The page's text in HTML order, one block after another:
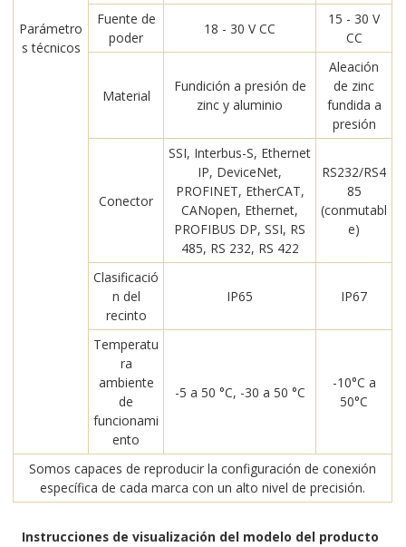
Parámetro
s técnicos
Fuente de
poder
18 - 30 V CC
15 - 30 V
CC
Material
Fundición a presión de
zinc y aluminio
Aleación
de zinc
fundida a
presión
Conector
SSI, Interbus-S, Ethernet
IP, DeviceNet,
PROFINET, EtherCAT,
CANopen, Ethernet,
PROFIBUS DP, SSI, RS
485, RS 232, RS 422
RS232/RS4
85
(conmutabl
e)
Clasificació
n del
recinto
IP65 IP67
Temperatu
ra
ambiente
de
funcionami
ento
-5 a 50 °C, -30 a 50 °C
-10°C a
50°C
Somos capaces de reproducir la configuración de conexión
específica de cada marca con un alto nivel de precisión.
Instrucciones de visualización del modelo del producto